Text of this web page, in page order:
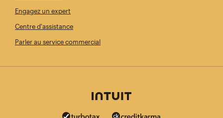
Engagez un expert
Centre d'assistance
Parler au service commercial